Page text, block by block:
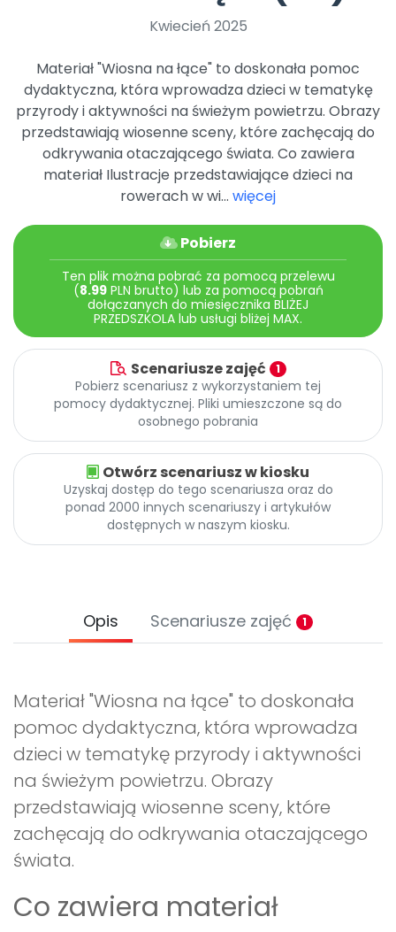
Kwiecień 2025
Materiał "Wiosna na łące" to doskonała pomoc
dydaktyczna, która wprowadza dzieci w tematykę
przyrody i aktywności na świeżym powietrzu. Obrazy
przedstawiają wiosenne sceny, które zachęcają do
odkrywania otaczającego świata. Co zawiera
materiał Ilustracje przedstawiające dzieci na
rowerach w wi... więcej
Pobierz
Ten plik można pobrać za pomocą przelewu
(8.99PLN brutto) lub za pomocą pobrań
dołączanych do miesięcznika BLIŻEJ
PRZEDSZKOLA lub usługi bliżej MAX.
Scenariusze zajęć 1
Pobierz scenariusz z wykorzystaniem tej
pomocy dydaktycznej. Pliki umieszczone są do
osobnego pobrania
Otwórz scenariusz w kiosku
Uzyskaj dostęp do tego scenariusza oraz do
ponad 2000 innych scenariuszy i artykułów
dostępnych w naszym kiosku.
Opis Scenariusze zajęć 1
Materiał "Wiosna na łące" to doskonała
pomoc dydaktyczna, która wprowadza
dzieci w tematykę przyrody i aktywności
na świeżym powietrzu. Obrazy
przedstawiają wiosenne sceny, które
zachęcają do odkrywania otaczającego
świata.
Co zawiera materiał